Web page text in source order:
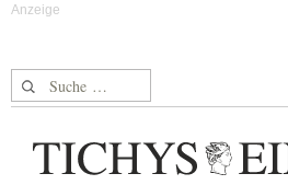
Suche nach: